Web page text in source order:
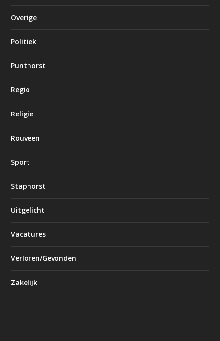
Overige
Politiek
Punthorst
Regio
Religie
Rouveen
Sport
Staphorst
Uitgelicht
Vacatures
Verloren/Gevonden
Zakelijk